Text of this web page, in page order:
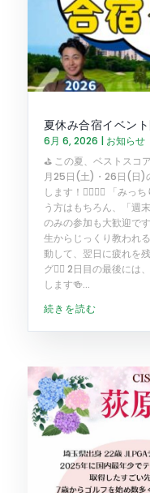
夏休み合宿イベン
6月 6, 2026 | お知らせ
⛳️ この夏、ベストスコ
月25日(土)・26日(日)
します！🏌️‍♂️🏌️‍♀️ 「みっ
う方はもちろん、「週
のみの参加も大歓迎で
生からじっくり教われ
動して、翌日に疲れを
グ💆‍♀️ 2日目の最後には
します🍻...
続きを読む